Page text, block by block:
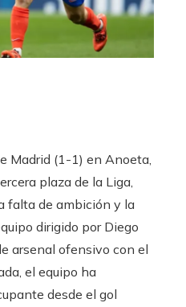
Madrid (1-1) en Anoeta,
plaza de la Liga,
falta de ambición y la
dirigido por Diego
arsenal ofensivo con el
el equipo ha
desde el gol